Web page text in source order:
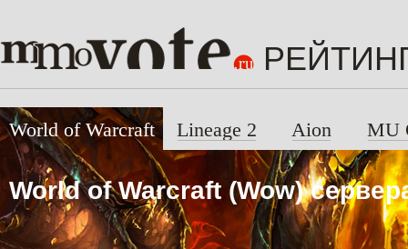
World of Warcraft (Wow)
World of Warcraft Lineage 2 Aion MU